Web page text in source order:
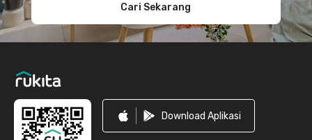
Cari Sekarang
Download Aplikasi